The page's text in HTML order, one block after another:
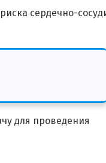
сердечно-
для проведения